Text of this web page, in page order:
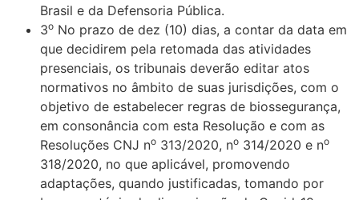
Brasil e da Defensoria Pública.
3o No prazo de dez (10) dias, a contar da data em
que decidirem pela retomada das atividades
presenciais, os tribunais deverão editar atos
normativos no âmbito de suas jurisdições, com o
objetivo de estabelecer regras de biossegurança,
em consonância com esta Resolução e com as
Resoluções CNJ no 313/2020, no 314/2020 e no
318/2020, no que aplicável, promovendo
adaptações, quando justificadas, tomando por